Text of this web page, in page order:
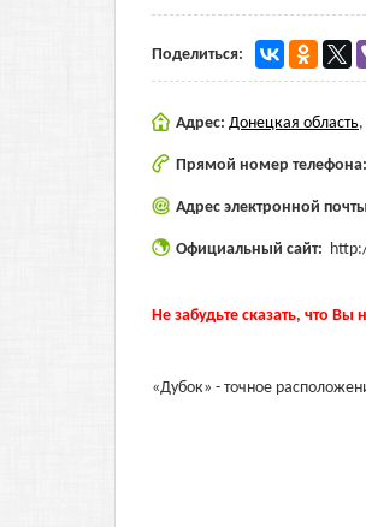
Поделиться:
Адрес: Донецкая область,
Прямой номер телефона:
Адрес электронной
Официальный сайт:
Не забудьте сказать, что Вы
«Дубок» - точное